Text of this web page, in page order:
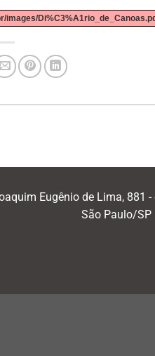
images/
Eugênio de Lima, 881
São Paulo/SP